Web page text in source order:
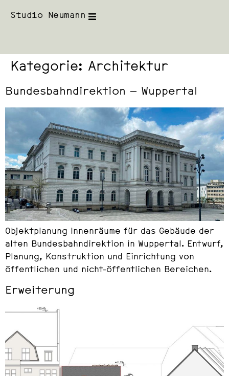
Studio Neumann
Kategorie: Architektur
Bundesbahndirektion – Wuppertal
Objektplanung Innenräume für das Gebäude der
alten Bundesbahndirektion in Wuppertal. Entwurf,
Planung, Konstruktion und Einrichtung von
öffentlichen und nicht-öffentlichen Bereichen.
Erweiterung